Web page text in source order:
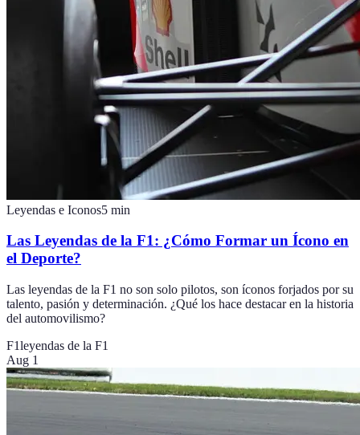
Leyendas e Iconos5 min
Las Leyendas de la F1: ¿Cómo Formar un Ícono en
el Deporte?
Las leyendas de la F1 no son solo pilotos, son íconos forjados por su
talento, pasión y determinación. ¿Qué los hace destacar en la historia
del automovilismo?
F1leyendas de la F1
Aug 1